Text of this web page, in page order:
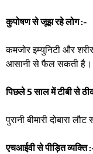
कुपोषण से जूझ रहे लोग :-
कमजोर इम्युनिटी और
आसानी से फैल सकती है।
पिछले 5 साल में टीबी से
पुरानी बीमारी दोबारा
एचआईवी से पीड़ित व्यक्ति